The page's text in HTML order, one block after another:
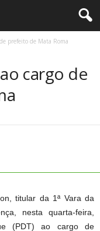
prefeito de Mata Roma
cargo de
titular da 1ª Vara da
nesta quarta-feira,
(PDT) ao cargo de